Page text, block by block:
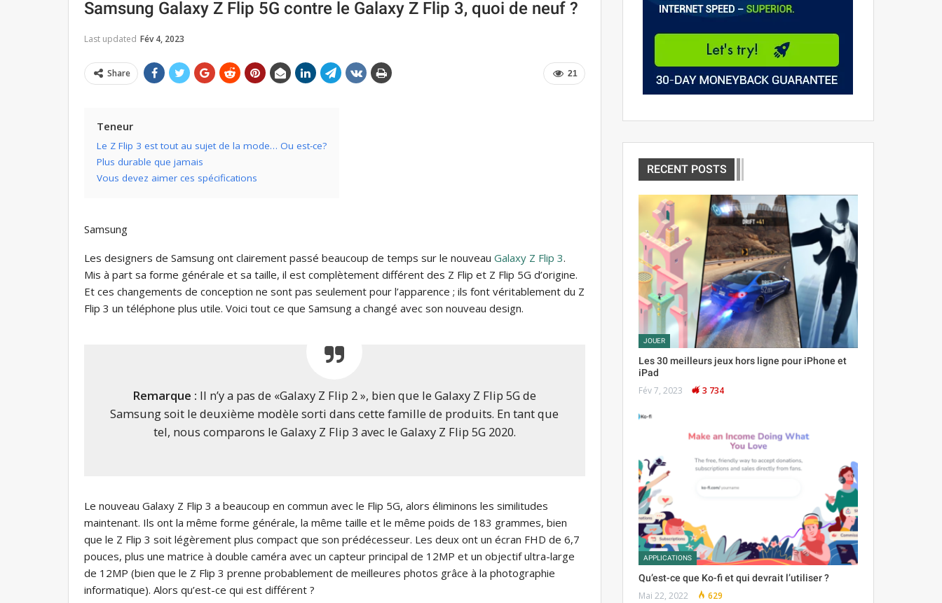
Samsung Galaxy Z Flip 5G contre le Galaxy Z Flip 3, quoi de neuf ?
Last updated Fév 4, 2023
21
Share
Teneur
Le Z Flip 3 est tout au sujet de la mode… Ou est-ce?
Plus durable que jamais
Vous devez aimer ces spécifications
Samsung
Les designers de Samsung ont clairement passé beaucoup de temps sur le nouveau Galaxy Z Flip 3.
Mis à part sa forme générale et sa taille, il est complètement différent des Z Flip et Z Flip 5G d’origine.
Et ces changements de conception ne sont pas seulement pour l’apparence ; ils font véritablement du Z
Flip 3 un téléphone plus utile. Voici tout ce que Samsung a changé avec son nouveau design.
Remarque : Il n’y a pas de «Galaxy Z Flip 2 », bien que le Galaxy Z Flip 5G de
Samsung soit le deuxième modèle sorti dans cette famille de produits. En tant que
tel, nous comparons le Galaxy Z Flip 3 avec le Galaxy Z Flip 5G 2020.
Le nouveau Galaxy Z Flip 3 a beaucoup en commun avec le Flip 5G, alors éliminons les similitudes
maintenant. Ils ont la même forme générale, la même taille et le même poids de 183 grammes, bien
que le Z Flip 3 soit légèrement plus compact que son prédécesseur. Les deux ont un écran FHD de 6,7
pouces, plus une matrice à double caméra avec un capteur principal de 12MP et un objectif ultra-large
de 12MP (bien que le Z Flip 3 prenne probablement de meilleures photos grâce à la photographie
informatique). Alors qu’est-ce qui est différent ?
RECENT POSTS
JOUER
Les 30 meilleurs jeux hors ligne pour iPhone et
iPad
Fév 7, 2023 3 734
APPLICATIONS
Qu’est-ce que Ko-fi et qui devrait l’utiliser ?
Mai 22, 2022 629